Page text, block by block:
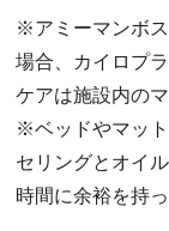
※アミーマンボ
場合、カイロプ
ケアは施設内の
※ベッドやマッ
セリングとオイ
時間に余裕を持